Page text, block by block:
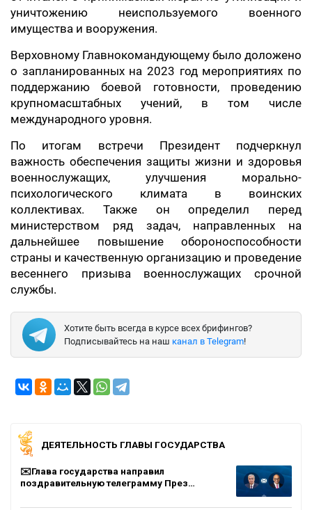
уничтожению неиспользуемого военного
имущества и вооружения.
Верховному Главнокомандующему было доложено
о запланированных на 2023 год мероприятиях по
поддержанию боевой готовности, проведению
крупномасштабных учений, в том числе
международного уровня.
По итогам встречи Президент подчеркнул
важность обеспечения защиты жизни и здоровья
военнослужащих, улучшения морально-
психологического климата в воинских
коллективах. Также он определил перед
министерством ряд задач, направленных на
дальнейшее повышение обороноспособности
страны и качественную организацию и проведение
весеннего призыва военнослужащих срочной
службы.
Хотите быть всегда в курсе всех брифингов?
Подписывайтесь на наш канал в Telegram!
ДЕЯТЕЛЬНОСТЬ ГЛАВЫ ГОСУДАРСТВА
✉️Глава государства направил
поздравительную телеграмму През…